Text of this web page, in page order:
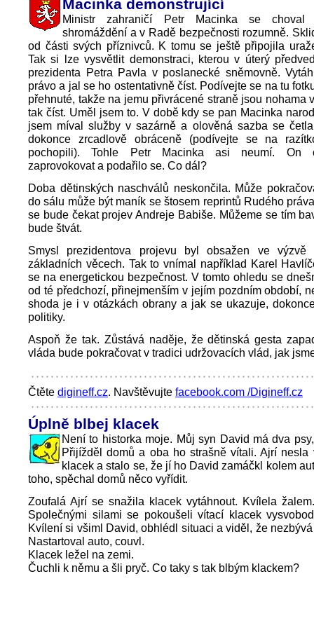
Macinka demonstrující
Ministr zahraničí Petr Macinka se choval
shromáždění a v Radě bezpečnosti rozumně.
od části svých příznivců. K tomu se ještě připojila
Tak si lze vysvětlit demonstraci, kterou v úterý
prezidenta Petra Pavla v poslanecké sněmovně.
právo a jal se ho ostentativně číst. Podívejte se na tu
přehnuté, takže na jemu přivrácené straně jsou nohama
tak číst. Uměl jsem to. V době kdy se pan Macinka
jsem míval služby v sazárně a olověná sazba se
dokonce zrcadlově obráceně (podívejte se na
pochopili). Tohle Petr Macinka asi neumí. On
zaprovokovat a podařilo se. Co dál?
Doba dětinských naschválů neskončila. Může
do sálu může být maník se štosem reprintů Rudého
se bude čekat projev Andreje Babiše. Můžeme se tím
bude štvát.
Smysl prezidentova projevu byl obsažen ve
základních věcech. Tak to vnímal například Karel
se na energetickou bezpečnost. V tomto ohledu se
od té předchozí, přinejmenším v jejím pozdním období,
shoda je i v otázkách obrany a jak se ukazuje,
politiky.
Aspoň že tak. Zůstává naděje, že dětinská gesta
vláda bude pokračovat v tradici udržovacích vlád, jak
Čtěte digineff.cz. Navštěvujte facebook.com /Digineff.cz
Úplně blbej klacek
Není to historka moje. Můj syn David má dva
Přijížděl domů a oba ho strašně vítali. Ajrí nesla
klacek a stalo se, že jí ho David zamáčkl kolem
toho, spěchal domů něco vyřídit.
Zoufalá Ajrí se snažila klacek vytáhnout. Kvílela
Společnými silami se pokoušeli vítací klacek
Kvílení si všiml David, obhlédl situaci a viděl, že
Nastartoval auto, couvl.
Klacek ležel na zemi.
Čuchli k němu a šli pryč. Co taky s tak blbým klackem?